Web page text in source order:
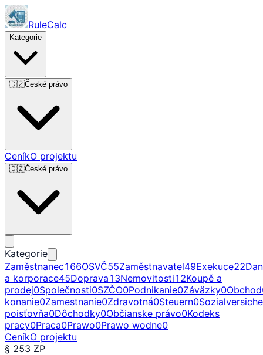
RuleCalc
Kategorie
🇨🇿České právo
CeníkO projektu
🇨🇿České právo
Kategorie
Zaměstnanec166OSVČ55Zaměstnavatel49Exekuce22
a korporace45Doprava13Nemovitosti12Koupě a
prodej0Společnosti0SZČO0Podnikanie0Záväzky0Obchod
konanie0Zamestnanie0Zdravotná0Steuern0
poisťovňa0Dôchodky0Občianske právo0Kodeks
pracy0Praca0Prawo0Prawo wodne0
CeníkO projektu
§ 253 ZP